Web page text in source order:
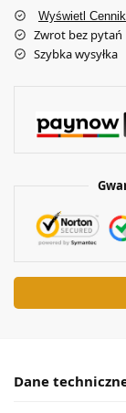
Wyświetl
Zwrot bez pytań
Szybka wysyłka
Dane